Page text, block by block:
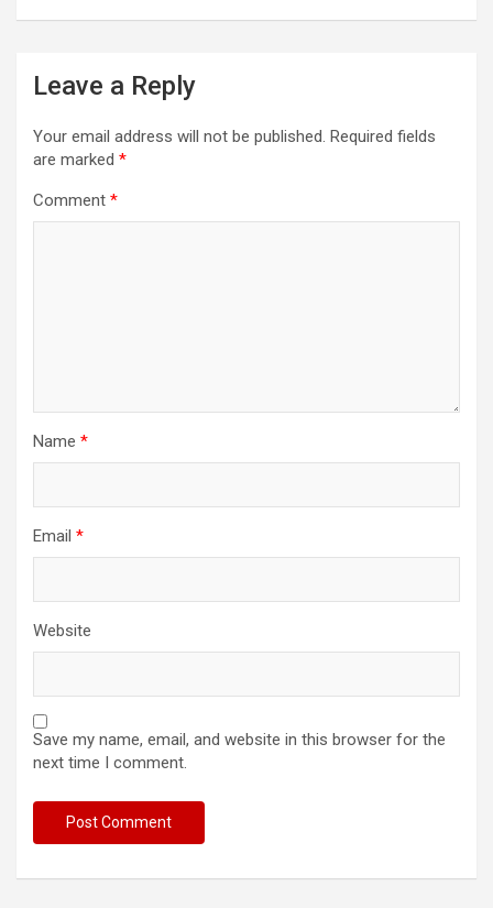
Leave a Reply
Your email address will not be published. Required fields
are marked *
Comment *
Name *
Email *
Website
Save my name, email, and website in this browser for the
next time I comment.